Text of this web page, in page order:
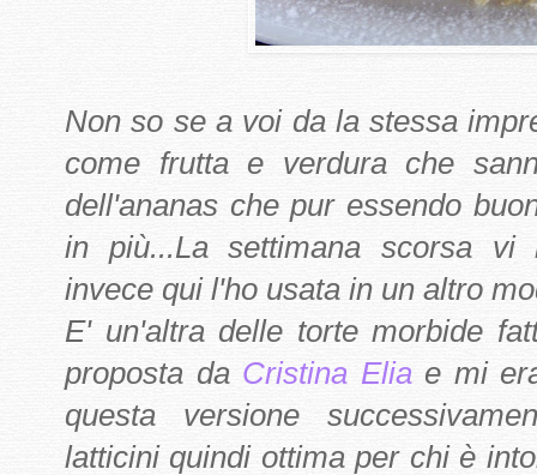
Non so se a voi da la stessa
come frutta e verdura che
dell'ananas che pur essendo
in più...La settimana scorsa
invece qui l'ho usata in un altro
E' un'altra delle torte morbide
proposta da Cristina Eliae mi
questa versione
latticini quindi ottima per chi è